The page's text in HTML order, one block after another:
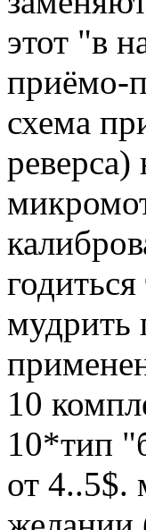
этот "в
приёмо-
схема
мудрить
10
10*тип
от 4..5$.